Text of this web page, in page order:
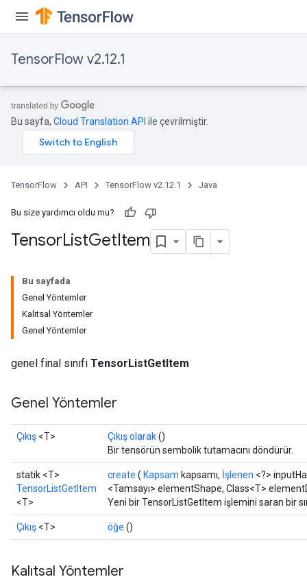
TensorFlow v2.12.1
Bu sayfa, Cloud Translation API ile çevrilmiştir.
TensorFlow API TensorFlow v2.12.1 Java
Bu size yardımcı oldu mu?
TensorListGetItem
Bu sayfada
Genel Yöntemler
Kalıtsal Yöntemler
Genel Yöntemler
genel final sınıfı TensorListGetItem
Genel Yöntemler
Çıkış <T> Çıkış olarak()
Bir tensörün sembolik tutamacını döndürür.
statik <T>
TensorListGetItem
<T>
create ( Kapsam kapsamı, İşlenen <?>
<Tamsayı> elementShape, Class<T>
Yeni bir TensorListGetItem işlemini saran bir
Çıkış <T> öğe ()
Kalıtsal Yöntemler